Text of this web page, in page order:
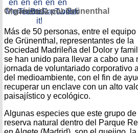
Organizada por Grünenthal
Más de 50 personas, entre el
de Grünenthal, representantes de la
Sociedad Madrileña del Dolor y
se han unido para llevar a cabo una
jornada de voluntariado corporativo
del medioambiente, con el fin de
recuperar un enclave con un alto
paisajístico y ecológico.
Algunas especies que este grupo
reserva natural dentro del Parque